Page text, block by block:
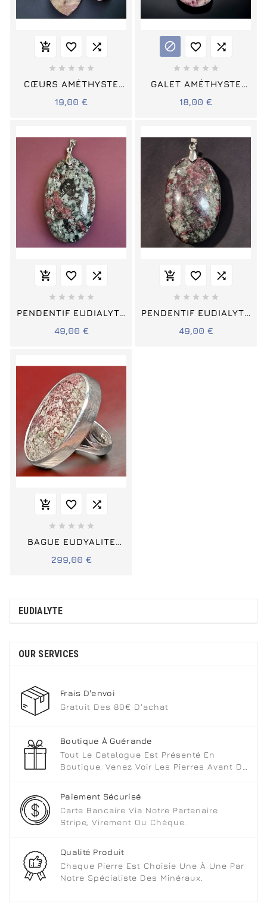
  
    
CŒURS AMÉTHYSTE
19,00 €
  
    
GALET AMÉTHYSTE
18,00 €
  
    
PENDENTIF EUDIALYTE
49,00 €
  
    
PENDENTIF EUDIALYTE
49,00 €
  
    
BAGUE EUDYALITE
55
299,00 €
EUDIALYTE
OUR SERVICES
Frais D'envoi
Gratuit Des 80€ D'achat
Boutique À Guérande
Tout Le Catalogue Est Présenté En
Boutique. Venez Voir Les Pierres Avant De
Paiement Sécurisé
Carte Bancaire Via Notre Partenaire
Stripe, Virement Ou Chèque.
Qualité Produit
Chaque Pierre Est Choisie Une À Une Par
Notre Spécialiste Des Minéraux.